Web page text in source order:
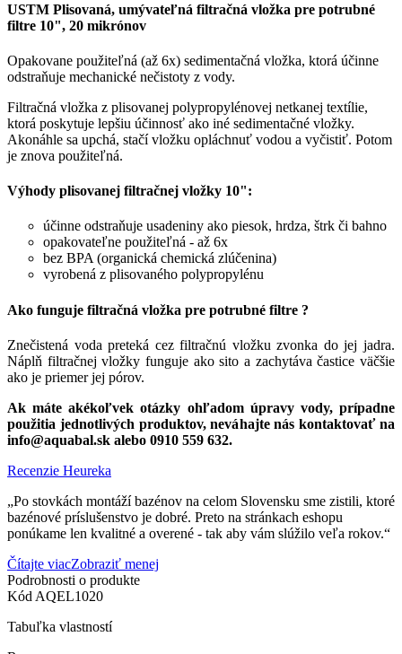
USTM Plisovaná, umývateľná filtračná vložka pre potrubné
filtre 10", 20 mikrónov
Opakovane použiteľná (až 6x) sedimentačná vložka, ktorá účinne
odstraňuje mechanické nečistoty z vody.
Filtračná vložka z plisovanej polypropylénovej netkanej textílie,
ktorá poskytuje lepšiu účinnosť ako iné sedimentačné vložky.
Akonáhle sa upchá, stačí vložku opláchnuť vodou a vyčistiť. Potom
je znova použiteľná.
Výhody plisovanej filtračnej vložky 10":
účinne odstraňuje usadeniny ako piesok, hrdza, štrk či bahno
opakovateľne použiteľná - až 6x
bez BPA (organická chemická zlúčenina)
vyrobená z plisovaného polypropylénu
Ako funguje filtračná vložka pre potrubné filtre ?
Znečistená voda preteká cez filtračnú vložku zvonka do jej jadra.
Náplň filtračnej vložky funguje ako sito a zachytáva častice väčšie
ako je priemer jej pórov.
Ak máte akékoľvek otázky ohľadom úpravy vody, prípadne
použitia jednotlivých produktov, neváhajte nás kontaktovať na
info@aquabal.sk alebo 0910 559 632.
Recenzie Heureka
„Po stovkách montáží bazénov na celom Slovensku sme zistili, ktoré
bazénové príslušenstvo je dobré. Preto na stránkach eshopu
ponúkame len kvalitné a overené - tak aby vám slúžilo veľa rokov.“
Čítajte viacZobraziť menej
Podrobnosti o produkte
Kód AQEL1020
Tabuľka vlastností